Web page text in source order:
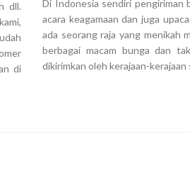
dll.
di
Di Indonesia sendiri pengiriman
acara keagamaan dan juga
ada seorang raja yang menikah
berbagai macam bunga dan
dikirimkan oleh kerajaan-